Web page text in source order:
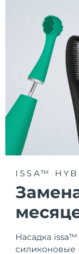
3 режима
Технология
пульсаций в
очищения всей
Получите
чистки через
ISSA™
Насадка
силиконовые